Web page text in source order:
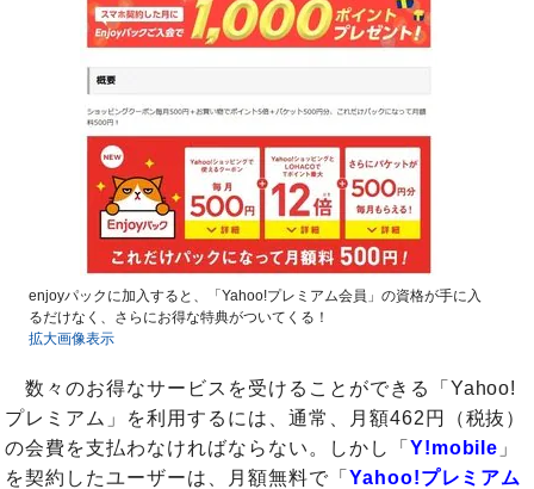
enjoyパックに加入すると、「Yahoo!プレミアム会員」の資格が手に入
るだけなく、さらにお得な特典がついてくる！
拡大画像表示
数々のお得なサービスを受けることができる「Yahoo!
プレミアム」を利用するには、通常、月額462円（税抜）
の会費を支払わなければならない。しかし「 Y!mobile 」
を契約したユーザーは、月額無料で「 Yahoo!プレミアム